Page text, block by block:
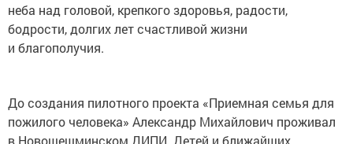
неба над головой, крепкого здоровья, радости,
бодрости, долгих лет счастливой жизни
и благополучия.
До создания пилотного проекта «Приемная семья для
пожилого человека» Александр Михайлович проживал
в Новошешминском ДИПИ. Детей и ближайших